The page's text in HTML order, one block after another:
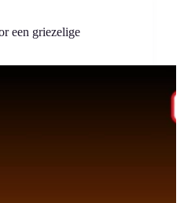
een griezelige